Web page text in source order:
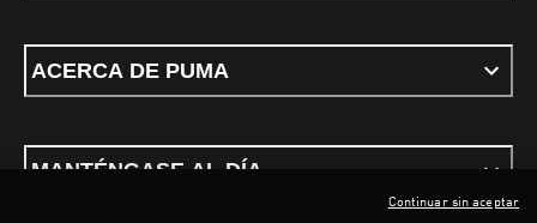
ACERCA DE PUMA
MANTÉNGASE AL DÍA
Continuar sin aceptar